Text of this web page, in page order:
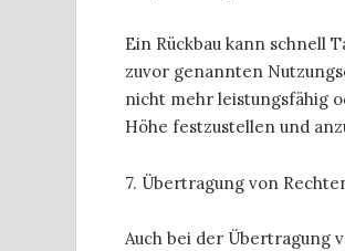
Ein Rückbau kann schnell
zuvor genannten
nicht mehr leistungsfähig
Höhe festzustellen und
7. Übertragung von
Auch bei der Übertragung